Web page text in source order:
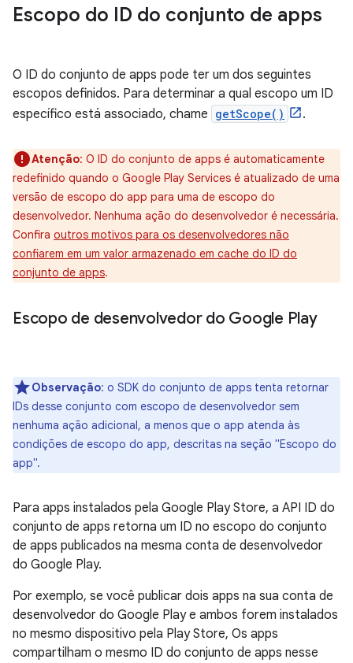
Escopo do ID do conjunto de apps
O ID do conjunto de apps pode ter um dos seguintes
escopos definidos. Para determinar a qual escopo um ID
específico está associado, chame getScope() .
Atenção: O ID do conjunto de apps é automaticamente
redefinido quando o Google Play Services é atualizado de uma
versão de escopo do app para uma de escopo do
desenvolvedor. Nenhuma ação do desenvolvedor é necessária.
Confira outros motivos para os desenvolvedores não
confiarem em um valor armazenado em cache do ID do
conjunto de apps.
Escopo de desenvolvedor do Google Play
Observação: o SDK do conjunto de apps tenta retornar
IDs desse conjunto com escopo de desenvolvedor sem
nenhuma ação adicional, a menos que o app atenda às
condições de escopo do app, descritas na seção "Escopo do
app".
Para apps instalados pela Google Play Store, a API ID do
conjunto de apps retorna um ID no escopo do conjunto
de apps publicados na mesma conta de desenvolvedor
do Google Play.
Por exemplo, se você publicar dois apps na sua conta de
desenvolvedor do Google Play e ambos forem instalados
no mesmo dispositivo pela Play Store, Os apps
compartilham o mesmo ID do conjunto de apps nesse